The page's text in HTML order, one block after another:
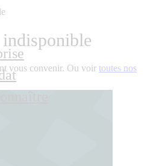
vous convenir. Ou voir toutes nos